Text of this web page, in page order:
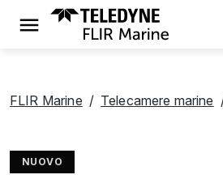
FLIR Marine Telecamere marine
NUOVO